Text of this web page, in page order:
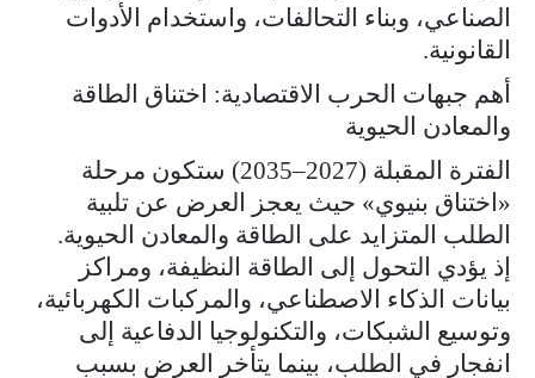
الصناعي، وبناء التحالفات، واستخدام الأدوات
القانونية.
أهم جبهات الحرب الاقتصادية: اختناق الطاقة
والمعادن الحيوية
الفترة المقبلة (2027–2035) ستكون مرحلة
«اختناق بنيوي» حيث يعجز العرض عن تلبية
الطلب المتزايد على الطاقة والمعادن الحيوية.
إذ يؤدي التحول إلى الطاقة النظيفة، ومراكز
بيانات الذكاء الاصطناعي، والمركبات الكهربائية،
وتوسيع الشبكات، والتكنولوجيا الدفاعية إلى
انفجار في الطلب، بينما يتأخر العرض بسبب